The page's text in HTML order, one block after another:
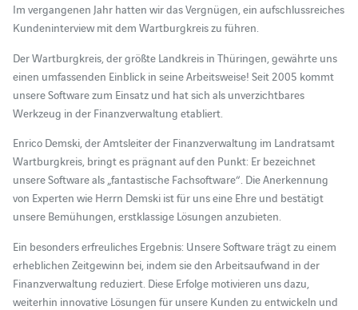
Im vergangenen Jahr hatten wir das Vergnügen, ein aufschlussreiches
Kundeninterview mit dem Wartburgkreis zu führen.
Der Wartburgkreis, der größte Landkreis in Thüringen, gewährte uns
einen umfassenden Einblick in seine Arbeitsweise! Seit 2005 kommt
unsere Software zum Einsatz und hat sich als unverzichtbares
Werkzeug in der Finanzverwaltung etabliert.
Enrico Demski, der Amtsleiter der Finanzverwaltung im Landratsamt
Wartburgkreis, bringt es prägnant auf den Punkt: Er bezeichnet
unsere Software als „fantastische Fachsoftware“. Die Anerkennung
von Experten wie Herrn Demski ist für uns eine Ehre und bestätigt
unsere Bemühungen, erstklassige Lösungen anzubieten.
Ein besonders erfreuliches Ergebnis: Unsere Software trägt zu einem
erheblichen Zeitgewinn bei, indem sie den Arbeitsaufwand in der
Finanzverwaltung reduziert. Diese Erfolge motivieren uns dazu,
weiterhin innovative Lösungen für unsere Kunden zu entwickeln und